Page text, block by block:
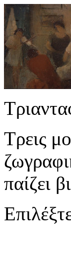
Τρεις
παίζει